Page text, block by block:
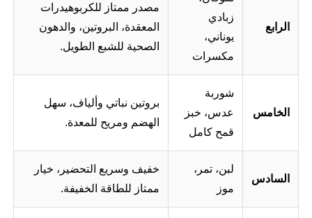
الرابع
زبادي
يوناني،
مكسرات
مصدر ممتاز للكربوهيدرات
المعقدة، البروتين، والدهون
الصحية للشبع الطويل.
الخامس
شوربة
عدس، خبز
قمح كامل
بروتين نباتي وألياف، سهل
الهضم ومريح للمعدة.
السادس
لبن، تمر،
موز
خفيف وسريع التحضير، خيار
ممتاز للطاقة الخفيفة.